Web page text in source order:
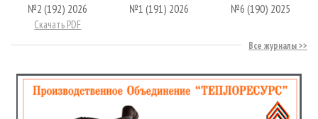
№2 (192) 2026
Скачать PDF
№1 (191) 2026 №6 (190) 2025
Все журналы